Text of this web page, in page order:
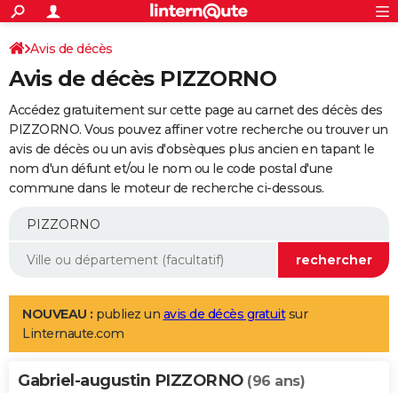
ACTUALITÉS
Politique
Société
Faits Divers
Education
Monde
Villes
+
SPORT
Coupe du monde 2026
Football
Tennis
Cyclisme
Rugby
Forum
Programme TV
TNT
Streaming
Cinéma
Sorties cinéma
Musique
+
FINANCE
Retraite
Epargne
Immobilier
Risques naturels par ville
Banque
Assurance
AUTO
Essais
Réserver un essai
Citadines
Berlines
SUV
Forum auto
+
Mobiles
Meilleur smartphone
Internet
Ordinateurs
Jeux vidéo
Guide high-tech
Aménagement intérieur
LIFESTYLE
Art de vivre
Bien-être
Loisirs
Mode
Modes de vie
Alimentation
Guide de la santé
Maladies
Médicaments
Sommeil
VOYAGE
Avis de décès
Avis de décès PIZZORNO
Accédez gratuitement sur cette page au carnet des décès des
PIZZORNO. Vous pouvez affiner votre recherche ou trouver un
avis de décès ou un avis d'obsèques plus ancien en tapant le
nom d'un défunt et/ou le nom ou le code postal d'une
commune dans le moteur de recherche ci-dessous.
NOUVEAU : publiez un avis de décès gratuitsur
Linternaute.com
Gabriel-augustin PIZZORNO (96 ans)